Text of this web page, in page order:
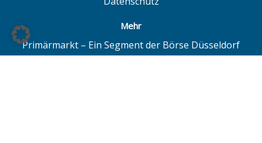
Mehr
Primärmarkt – Ein Segment der Börse Düsseldorf
Quotrix – Ein System der Börse Düsseldorf